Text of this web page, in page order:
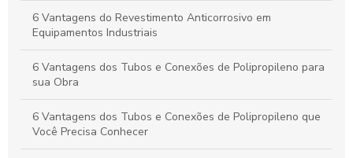
Duto de Polipropileno: Benefícios para Projetos Sustentáveis
e de Alto Desempenho
6 Vantagens do Revestimento Anticorrosivo em
Equipamentos Industriais
6 Vantagens dos Tubos e Conexões de Polipropileno para
sua Obra
6 Vantagens dos Tubos e Conexões de Polipropileno que
Você Precisa Conhecer